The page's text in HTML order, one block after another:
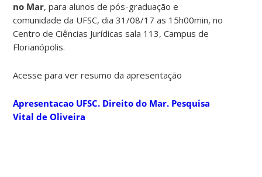
no Mar, para alunos de pós-graduação e
comunidade da UFSC, dia 31/08/17 as 15h00min, no
Centro de Ciências Jurídicas sala 113, Campus de
Florianópolis.
Acesse para ver resumo da apresentação
Apresentacao UFSC. Direito do Mar. Pesquisa
Vital de Oliveira